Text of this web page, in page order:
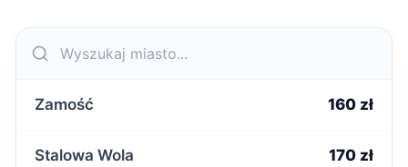
Zamość 160 zł
Stalowa Wola 170 zł